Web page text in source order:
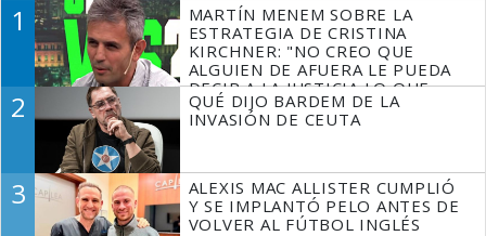
1
MARTÍN MENEM SOBRE LA
ESTRATEGIA DE CRISTINA
KIRCHNER: "NO CREO QUE
ALGUIEN DE AFUERA LE PUEDA
DECIR A LA JUSTICIA LO QUE
TIENE QUE HACER"
2
QUÉ DIJO BARDEM DE LA
INVASIÓN DE CEUTA
3
ALEXIS MAC ALLISTER CUMPLIÓ
Y SE IMPLANTÓ PELO ANTES DE
VOLVER AL FÚTBOL INGLÉS